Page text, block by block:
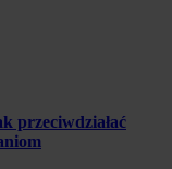
przeciwdziałać